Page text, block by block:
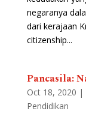
negaranya
dari kerajaan
citizenship...
Pancasila:
Oct 18, 2020 |
Pendidikan